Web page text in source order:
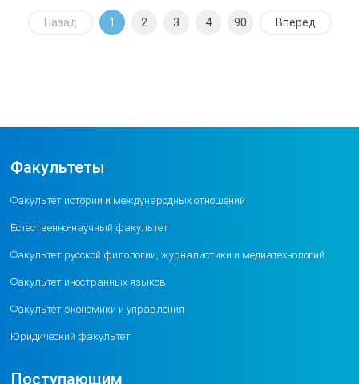
Назад 1 2 3 4 90 Вперед
Факультеты
Факультет истории и международных отношений
Естественно-научный факультет
Факультет русской филологии, журналистики и медиатехнологий
Факультет иностранных языков
Факультет экономики и управления
Юридический факультет
Поступающим